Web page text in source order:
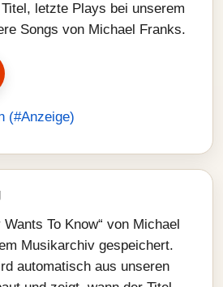
letzte Plays bei unserem
Songs von Michael Franks.
(#Anzeige)
To Know“ von Michael
Musikarchiv gespeichert.
automatisch aus unseren